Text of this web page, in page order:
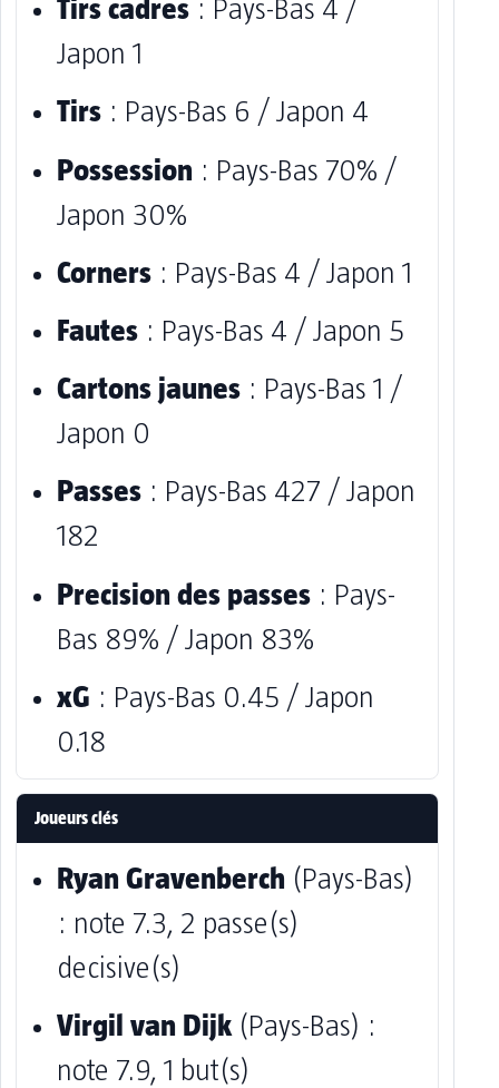
Tirs cadres : Pays-Bas 4 /
Japon 1
Tirs : Pays-Bas 6 / Japon 4
Possession : Pays-Bas 70% /
Japon 30%
Corners : Pays-Bas 4 / Japon 1
Fautes : Pays-Bas 4 / Japon 5
Cartons jaunes : Pays-Bas 1 /
Japon 0
Passes : Pays-Bas 427 / Japon
182
Precision des passes : Pays-
Bas 89% / Japon 83%
xG : Pays-Bas 0.45 / Japon
0.18
Joueurs clés
Ryan Gravenberch (Pays-Bas)
: note 7.3, 2 passe(s)
decisive(s)
Virgil van Dijk(Pays-Bas) :
note 7.9, 1 but(s)